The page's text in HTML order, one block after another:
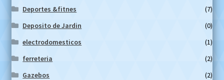
Deportes &fitnes
(7)
Deposito de Jardin
(0)
electrodomesticos
(1)
ferreteria
(2)
Gazebos
(2)